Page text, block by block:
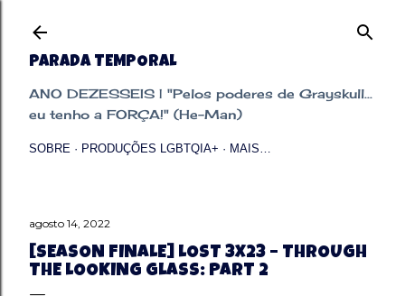
PARADA TEMPORAL
ANO DEZESSEIS | "Pelos poderes de Grayskull...
eu tenho a FORÇA!" (He-Man)
SOBRE PRODUÇÕES LGBTQIA+ MAIS…
agosto 14, 2022
[SEASON FINALE] LOST 3X23 – THROUGH
THE LOOKING GLASS: PART 2